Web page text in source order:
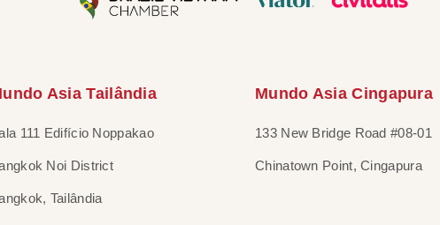
Asia Tailândia
111 Edifício Noppakao
Noi District
Tailândia
Mundo Asia Cingapura
133 New Bridge Road #08-01
Chinatown Point, Cingapura